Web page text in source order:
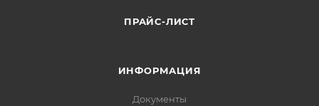
ПРАЙС-ЛИСТ
ИНФОРМАЦИЯ
Документы